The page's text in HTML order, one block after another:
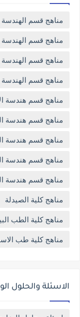
مناهج قسم الهندسة
مناهج قسم الهندسة
مناهج قسم الهندسة
مناهج قسم الهندسة
مناهج قسم هندسة
مناهج قسم هندسة
مناهج قسم هندسة
مناهج قسم هندسة
مناهج قسم هندسة
مناهج كلية الصيدلة
مناهج كلية الطب
مناهج كلية طب
الاسئلة والحلول الوزارية 2022